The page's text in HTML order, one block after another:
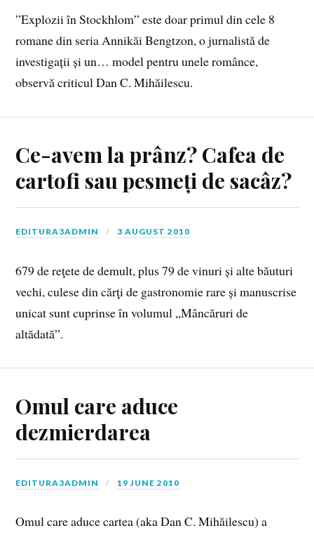
”Explozii în Stockhlom” este doar primul din cele 8
romane din seria Annikăi Bengtzon, o jurnalistă de
investigații și un… model pentru unele românce,
observă criticul Dan C. Mihăilescu.
Ce-avem la prânz? Cafea de
cartofi sau pesmeți de sacâz?
EDITURA3ADMIN 3 AUGUST 2010
679 de reţete de demult, plus 79 de vinuri și alte băuturi
vechi, culese din cărţi de gastronomie rare și manuscrise
unicat sunt cuprinse în volumul „Mâncăruri de
altădată”.
Omul care aduce
dezmierdarea
EDITURA3ADMIN 19 JUNE 2010
Omul care aduce cartea (aka Dan C. Mihăilescu) a